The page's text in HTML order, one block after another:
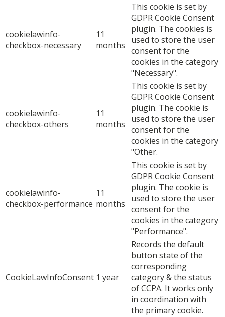
cookielawinfo-
checkbox-necessary
11
months
This cookie is set by
GDPR Cookie Consent
plugin. The cookies is
used to store the user
consent for the
cookies in the category
"Necessary".
cookielawinfo-
checkbox-others
11
months
This cookie is set by
GDPR Cookie Consent
plugin. The cookie is
used to store the user
consent for the
cookies in the category
"Other.
cookielawinfo-
checkbox-performance
11
months
This cookie is set by
GDPR Cookie Consent
plugin. The cookie is
used to store the user
consent for the
cookies in the category
"Performance".
CookieLawInfoConsent 1 year
Records the default
button state of the
corresponding
category & the status
of CCPA. It works only
in coordination with
the primary cookie.